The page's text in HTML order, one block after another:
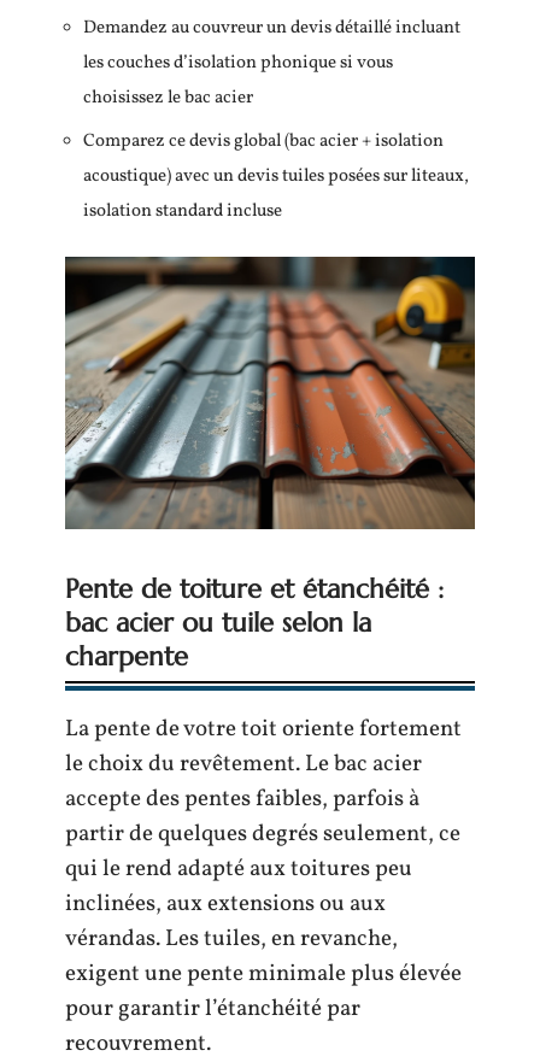
Demandez au couvreur un devis détaillé incluant
les couches d’isolation phonique si vous
choisissez le bac acier
Comparez ce devis global (bac acier + isolation
acoustique) avec un devis tuiles posées sur liteaux,
isolation standard incluse
Pente de toiture et étanchéité :
bac acier ou tuile selon la
charpente
La pente de votre toit oriente fortement
le choix du revêtement. Le bac acier
accepte des pentes faibles, parfois à
partir de quelques degrés seulement, ce
qui le rend adapté aux toitures peu
inclinées, aux extensions ou aux
vérandas. Les tuiles, en revanche,
exigent une pente minimale plus élevée
pour garantir l’étanchéité par
recouvrement.